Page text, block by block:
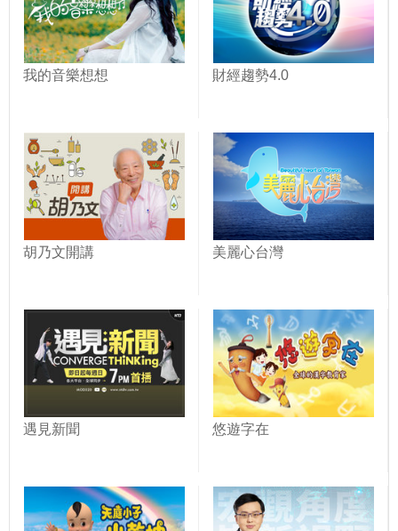
我的音樂想想 財經趨勢4.0
胡乃文開講 美麗心台灣
遇見新聞 悠遊字在